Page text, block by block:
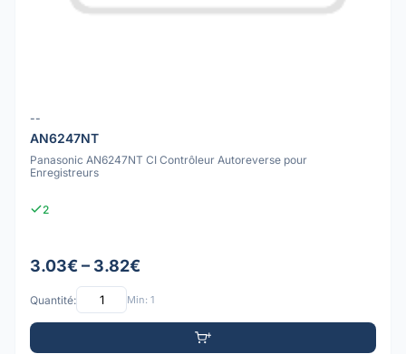
--
AN6247NT
Panasonic AN6247NT CI Contrôleur Autoreverse pour
Enregistreurs
2
3.03€ – 3.82€
Quantité: Min: 1